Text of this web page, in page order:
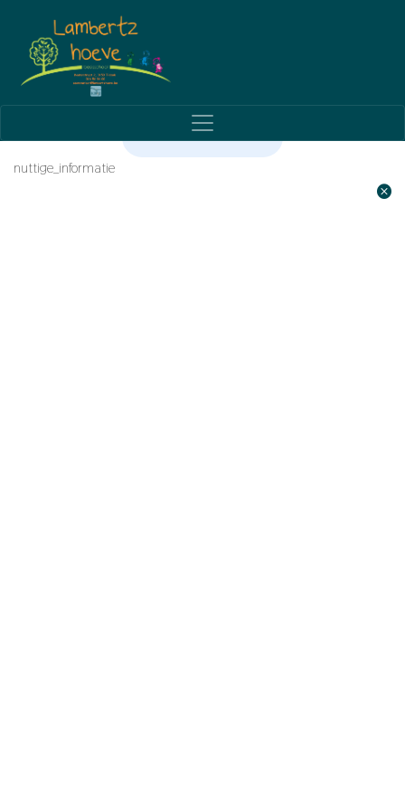
MEDICATIE OP SCHOOL
nuttige_informatie